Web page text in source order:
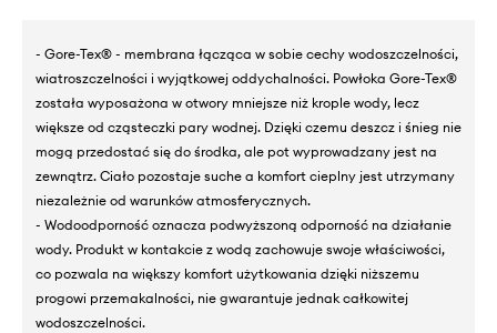
- Gore-Tex® - membrana łącząca w sobie cechy wodoszczelności,
wiatroszczelności i wyjątkowej oddychalności. Powłoka Gore-Tex®
została wyposażona w otwory mniejsze niż krople wody, lecz
większe od cząsteczki pary wodnej. Dzięki czemu deszcz i śnieg nie
mogą przedostać się do środka, ale pot wyprowadzany jest na
zewnątrz. Ciało pozostaje suche a komfort cieplny jest utrzymany
niezależnie od warunków atmosferycznych.
- Wodoodporność oznacza podwyższoną odporność na działanie
wody. Produkt w kontakcie z wodą zachowuje swoje właściwości,
co pozwala na większy komfort użytkowania dzięki niższemu
progowi przemakalności, nie gwarantuje jednak całkowitej
wodoszczelności.